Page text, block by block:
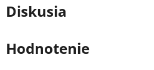
Diskusia
Hodnotenie